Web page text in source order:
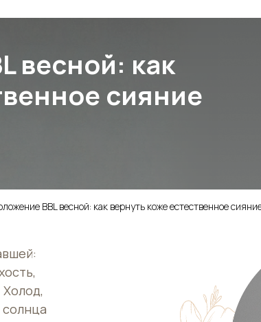
весной: как
сияние
BBL весной: как вернуть коже естественное